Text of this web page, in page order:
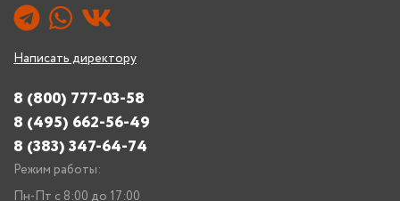
Написать директору
8 (800) 777-03-58
8 (495) 662-56-49
8 (383) 347-64-74
Режим работы:
Пн-Пт с 8:00 до 17:00